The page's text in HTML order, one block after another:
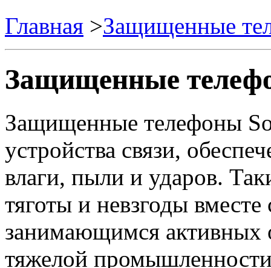
Главная >Защищенные
Защищенные
Защищенные телефоны
устройства связи,
влаги, пыли и ударов.
тяготы и невзгоды
занимающимся
тяжелой